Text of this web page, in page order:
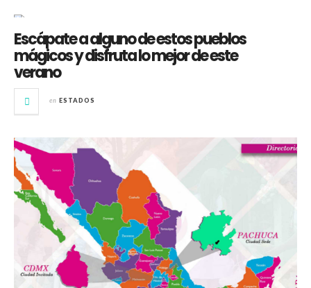
Escápate a alguno de estos pueblos
mágicos y disfruta lo mejor de este
verano
en ESTADOS